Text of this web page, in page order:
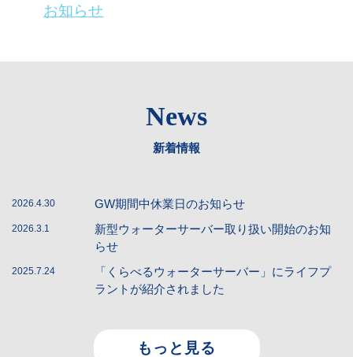
お知らせ
News
新着情報
2026.4.30 GW期間中休業日のお知らせ
2026.3.1
新型ウォーターサーバー取り扱い開始のお知
らせ
2025.7.24
「くらべるウォーターサーバー」にライフプ
ラントが紹介されました
もっと見る